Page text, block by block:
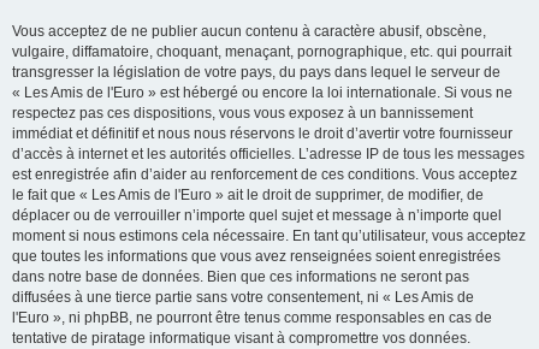
Vous acceptez de ne publier aucun contenu à caractère abusif, obscène,
vulgaire, diffamatoire, choquant, menaçant, pornographique, etc. qui pourrait
transgresser la législation de votre pays, du pays dans lequel le serveur de
« Les Amis de l'Euro » est hébergé ou encore la loi internationale. Si vous ne
respectez pas ces dispositions, vous vous exposez à un bannissement
immédiat et définitif et nous nous réservons le droit d’avertir votre fournisseur
d’accès à internet et les autorités officielles. L’adresse IP de tous les messages
est enregistrée afin d’aider au renforcement de ces conditions. Vous acceptez
le fait que « Les Amis de l'Euro » ait le droit de supprimer, de modifier, de
déplacer ou de verrouiller n’importe quel sujet et message à n’importe quel
moment si nous estimons cela nécessaire. En tant qu’utilisateur, vous acceptez
que toutes les informations que vous avez renseignées soient enregistrées
dans notre base de données. Bien que ces informations ne seront pas
diffusées à une tierce partie sans votre consentement, ni « Les Amis de
l'Euro », ni phpBB, ne pourront être tenus comme responsables en cas de
tentative de piratage informatique visant à compromettre vos données.